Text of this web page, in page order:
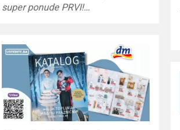
super ponude PRVI!…